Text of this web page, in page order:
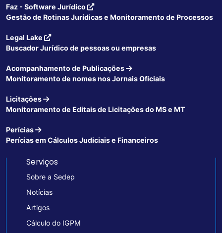
Faz - Software Jurídico
Gestão de Rotinas Jurídicas e Monitoramento de Processos
Legal Lake
Buscador Jurídico de pessoas ou empresas
Acompanhamento de Publicações
Monitoramento de nomes nos Jornais Oficiais
Licitações
Monitoramento de Editais de Licitações do MS e MT
Perícias
Perícias em Cálculos Judiciais e Financeiros
Serviços
Sobre a Sedep
Notícias
Artigos
Cálculo do IGPM